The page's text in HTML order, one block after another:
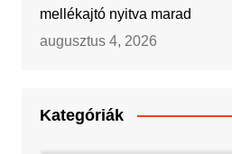
mellékajtó nyitva marad
augusztus 4, 2026
Kategóriák